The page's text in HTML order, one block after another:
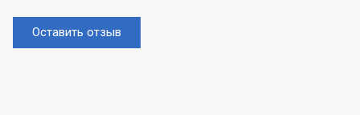
Оставить отзыв